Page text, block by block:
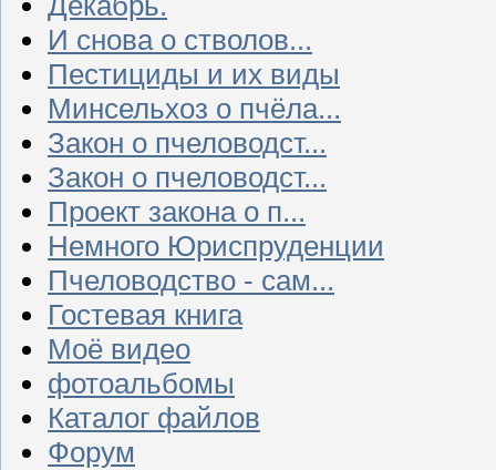
И снова о стволов...
Пестициды и их виды
Минсельхоз о пчёла...
Закон о пчеловодст...
Закон о пчеловодст...
Проект закона о п...
Немного Юриспруденции
Пчеловодство - сам...
Гостевая книга
Моё видео
фотоальбомы
Каталог файлов
Форум